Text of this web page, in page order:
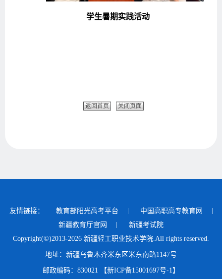
学生暑期实践活动
返回首页 关闭页面
友情链接： 教育部阳光高考平台
中国高职高专教育网
新疆教育厅官网
新疆考试院
Copyright(©)2013-2026 新疆轻工职业技术学院.All rights reserved.
地址：新疆乌鲁木齐米东区米东南路1147号
邮政编码：830021 【新ICP备15001697号-1】